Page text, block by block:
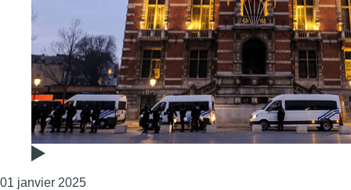
01 janvier 2025Consulter l'article "La police bruxelloise a